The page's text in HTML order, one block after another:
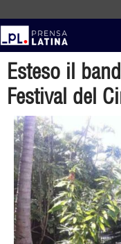
Esteso il
Festival del